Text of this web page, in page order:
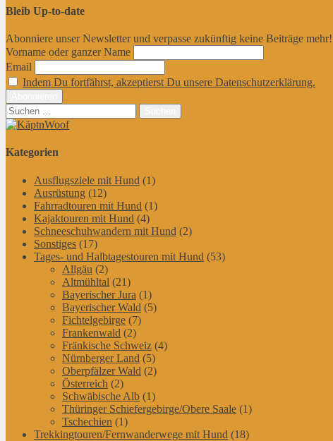
Bleib Up-to-date
Abonniere unser Newsletter und verpasse zukünftig keine Beiträge mehr!
Vorname oder ganzer Name
Email
Indem Du fortfährst, akzeptierst Du unsere Datenschutzerklärung.
Suchen
nach:
Kategorien
Ausflugsziele mit Hund (1)
Ausrüstung (12)
Fahrradtouren mit Hund (1)
Kajaktouren mit Hund (4)
Schneeschuhwandern mit Hund (2)
Sonstiges (17)
Tages- und Halbtagestouren mit Hund (53)
Allgäu (2)
Altmühltal (21)
Bayerischer Jura (1)
Bayerischer Wald (5)
Fichtelgebirge (7)
Frankenwald (2)
Fränkische Schweiz (4)
Nürnberger Land (5)
Oberpfälzer Wald (2)
Österreich (2)
Schwäbische Alb (1)
Thüringer Schiefergebirge/Obere Saale (1)
Tschechien (1)
Trekkingtouren/Fernwanderwege mit Hund (18)